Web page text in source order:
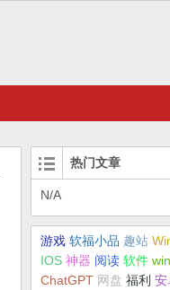
热门文章
N/A
游戏 软福小品 趣站
IOS 神器 阅读 软件
ChatGPT 网盘 福利 安